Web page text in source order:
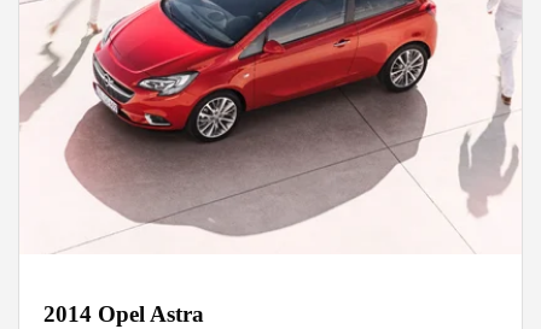
2014 Opel Astra